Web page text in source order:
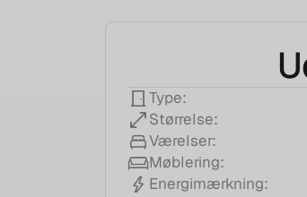
Type:
Størrelse:
Værelser:
Møblering:
Energimærkning: